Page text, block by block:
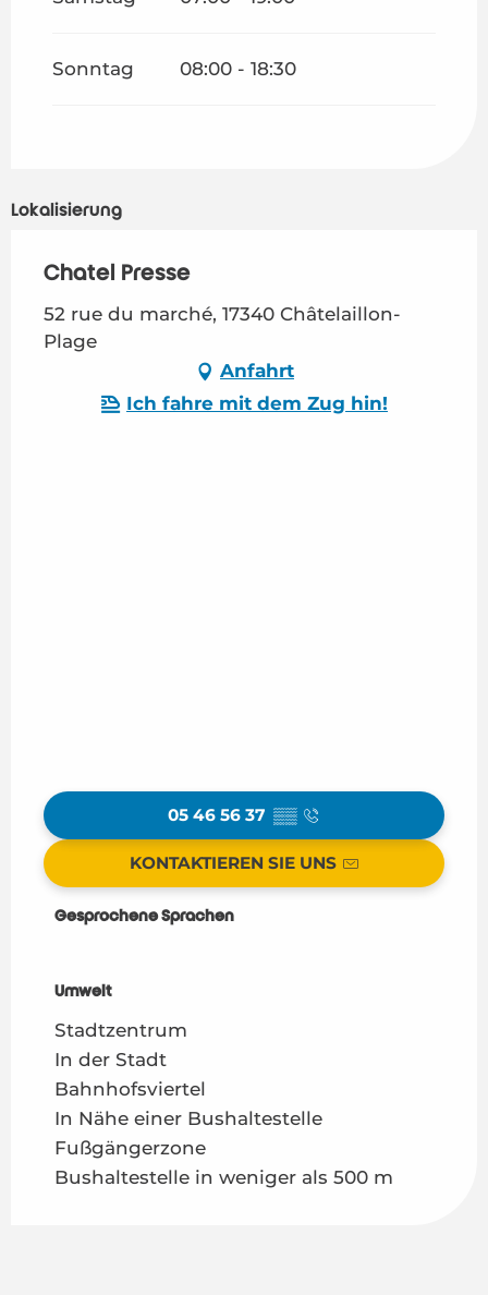
Sonntag 08:00 - 18:30
Lokalisierung
Chatel Presse
52 rue du marché, 17340 Châtelaillon-
Plage
Anfahrt
Ich fahre mit dem Zug hin!
05 46 56 37 ▒▒
KONTAKTIEREN SIE UNS
Gesprochene Sprachen
Gesprochene Sprachen
Umwelt
Umwelt
Stadtzentrum
In der Stadt
Bahnhofsviertel
In Nähe einer Bushaltestelle
Fußgängerzone
Bushaltestelle in weniger als 500 m